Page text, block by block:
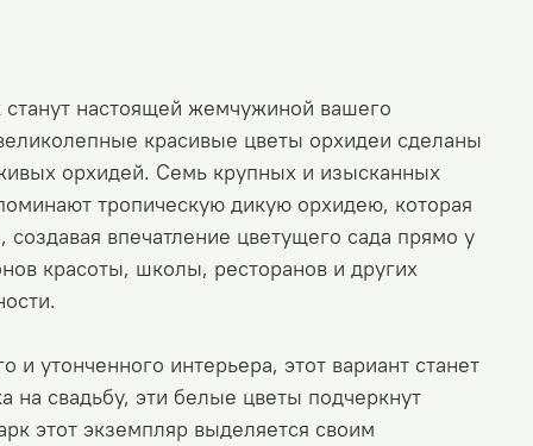
настоящей жемчужиной вашего
красивые цветы орхидеи сделаны
орхидей. Семь крупных и изысканных
тропическую дикую орхидею, которая
впечатление цветущего сада прямо у
красоты, школы, ресторанов и других
утонченного интерьера, этот вариант станет
свадьбу, эти белые цветы подчеркнут
этот экземпляр выделяется своим